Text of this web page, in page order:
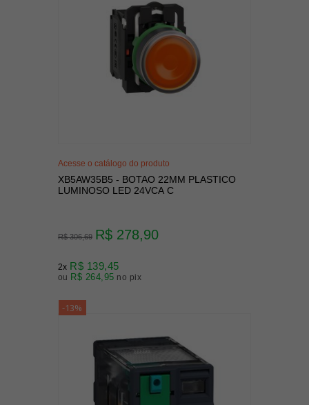
Acesse o catálogo do produto
XB5AW35B5 - BOTAO 22MM PLASTICO
LUMINOSO LED 24VCA C
R$ 306,69 R$ 278,90
2x R$ 139,45
ou R$ 264,95 no pix
-13%